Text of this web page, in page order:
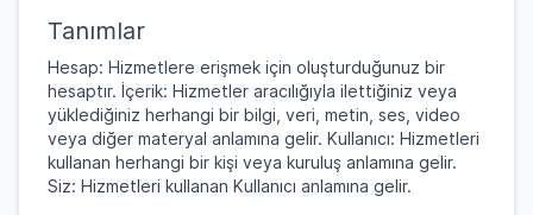
Tanımlar
Hesap: Hizmetlere erişmek için oluşturduğunuz bir
hesaptır. İçerik: Hizmetler aracılığıyla ilettiğiniz veya
yüklediğiniz herhangi bir bilgi, veri, metin, ses, video
veya diğer materyal anlamına gelir. Kullanıcı: Hizmetleri
kullanan herhangi bir kişi veya kuruluş anlamına gelir.
Siz: Hizmetleri kullanan Kullanıcı anlamına gelir.